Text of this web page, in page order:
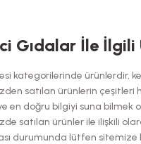
yapın!
Gıdalar İle İlgili
kategorilerinde ürünlerdir,
satılan ürünlerin çeşitleri
doğru bilgiyi suna bilmek
satılan ürünler ile ilişkili
durumunda lütfen